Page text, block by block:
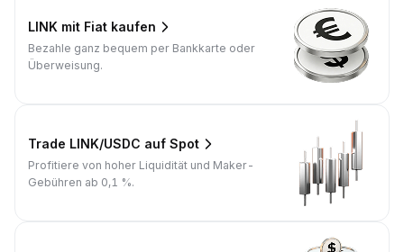
LINK mit Fiat kaufen
Bezahle ganz bequem per Bankkarte oder
Überweisung.
Trade LINK/USDC auf Spot
Profitiere von hoher Liquidität und Maker-
Gebühren ab 0,1 %.